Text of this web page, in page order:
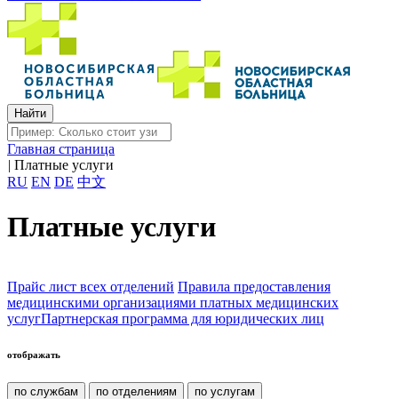
Главная страница
| Платные услуги
RU EN DE 中文
Платные услуги
Прайс лист всех отделений Правила предоставления
медицинскими организациями платных медицинских
услугПартнерская программа для юридических лиц
отображать
по службам по отделениям по услугам